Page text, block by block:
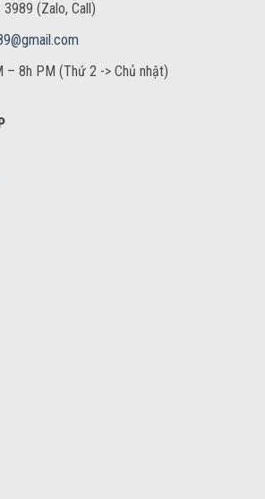
(Zalo, Call)
– 8h PM (Thứ 2 -> Chủ nhật)